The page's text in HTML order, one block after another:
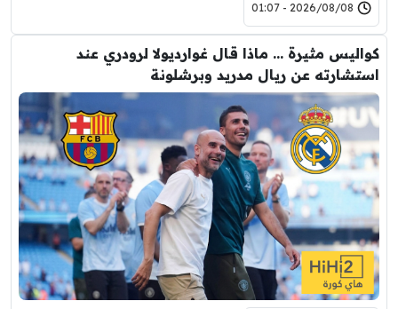
2026/08/08 - 01:07
كواليس مثيرة … ماذا قال غوارديولا لرودري عند
استشارته عن ريال مدريد وبرشلونة